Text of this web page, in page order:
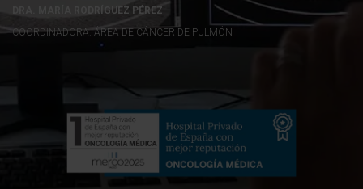
DRA. MARÍA RODRÍGUEZ PÉREZ
COORDINADORA. ÁREA DE CÁNCER DE PULMÓN